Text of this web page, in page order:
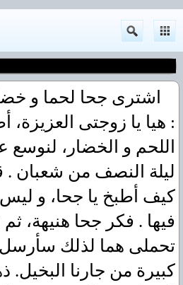
اشترى جحا لحما و
: هيا يا زوجتى العزيزة،
اللحم و الخضار، لنوسع
ليلة النصف من شعبان .
كيف أطبخ يا جحا، و ليس
فيها . فكر جحا هنيهة، ثم
تحملى هما لذلك
كبيرة من جارنا